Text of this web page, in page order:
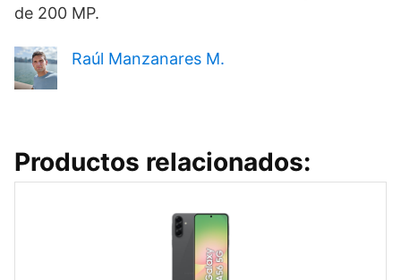
de 200 MP.
Raúl Manzanares M.
Productos relacionados: